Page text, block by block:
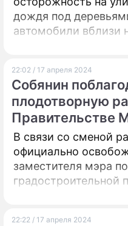
дождя под
автомобили вблизи
22:02 / 17 апреля 2024
Собянин
плодотворную
Правительстве
В связи со сменой
официально
заместителя мэра
градостроительной
22:22 / 17 апреля 2024